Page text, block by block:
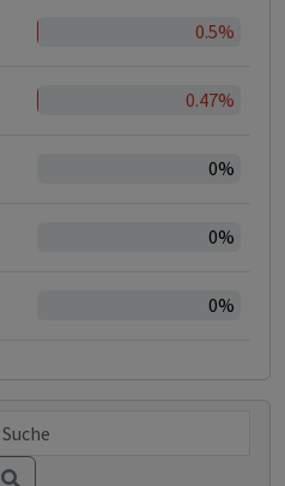
0.5%
0.47%
0%
0%
0%